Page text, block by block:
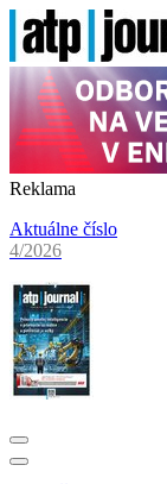
Reklama
Aktuálne číslo
4/2026